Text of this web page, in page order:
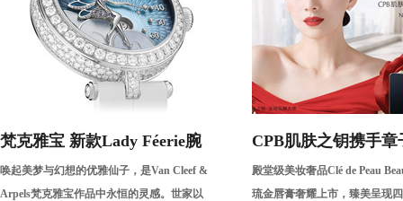
梵克雅宝 新款Lady Féerie腕
表
唤起美梦与幻想的优雅仙子，是Van Cleef &
Arpels梵克雅宝作品中永恒的灵感。世家以
CPB肌肤之钥携手章
演绎琉金唇膏大片
殿堂级美妆奢品Clé de Peau
琉金唇膏奢耀上市，臻美呈现